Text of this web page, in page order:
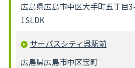
広島県広島市中区大手町五丁目
1SLDK
サーパスシティ呉駅前
広島県広島市中区宝町